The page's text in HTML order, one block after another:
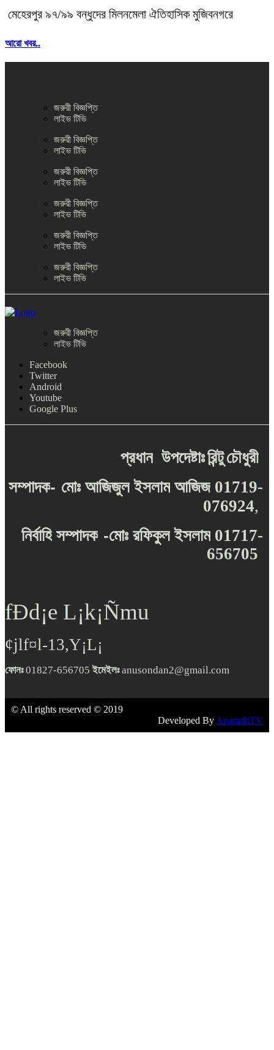
মেহেরপুর ৯৭/৯৯ বন্ধুদের মিলনমেলা ঐতিহাসিক মুজিবনগরে
আরো খবর..
জরুরী বিজ্ঞপ্তি
লাইভ টিভি
জরুরী বিজ্ঞপ্তি
লাইভ টিভি
জরুরী বিজ্ঞপ্তি
লাইভ টিভি
জরুরী বিজ্ঞপ্তি
লাইভ টিভি
জরুরী বিজ্ঞপ্তি
লাইভ টিভি
জরুরী বিজ্ঞপ্তি
লাইভ টিভি
জরুরী বিজ্ঞপ্তি
লাইভ টিভি
Facebook
Twitter
Android
Youtube
Google Plus
প্রধান উপদেষ্টাঃরিন্টুচৌধুরী
সম্পাদক- মোঃ আজিজুল ইসলাম আজিজ 01719-
076924,
নির্বাহি সম্পাদক -মোঃ রফিকুল ইসলাম 01717-
656705
fÐd¡e L¡k¡Ñmu
¢jlf¤l-13,Y¡L¡
ফোনঃ01827-656705ইমেইলঃanusondan2@gmail.com
© All rights reserved © 2019
Developed By AparadhTV